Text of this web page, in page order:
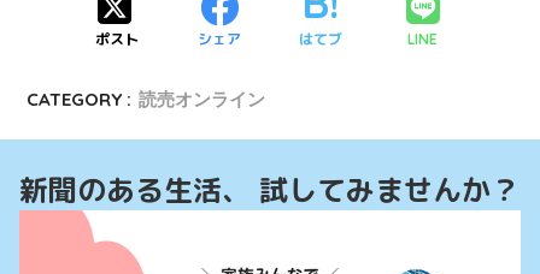
ポスト シェア はてブ LINE
CATEGORY : 読売オンライン
新聞のある生活、 試してみませんか？